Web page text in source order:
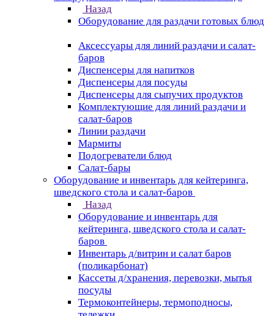
Назад
Оборудование для раздачи готовых блюд
Аксессуары для линий раздачи и салат-
баров
Диспенсеры для напитков
Диспенсеры для посуды
Диспенсеры для сыпучих продуктов
Комплектующие для линий раздачи и
салат-баров
Линии раздачи
Мармиты
Подогреватели блюд
Салат-бары
Оборудование и инвентарь для кейтеринга,
шведского стола и салат-баров
Назад
Оборудование и инвентарь для
кейтеринга, шведского стола и салат-
баров
Инвентарь д/витрин и салат баров
(поликарбонат)
Кассеты д/хранения, перевозки, мытья
посуды
Термоконтейнеры, термоподносы,